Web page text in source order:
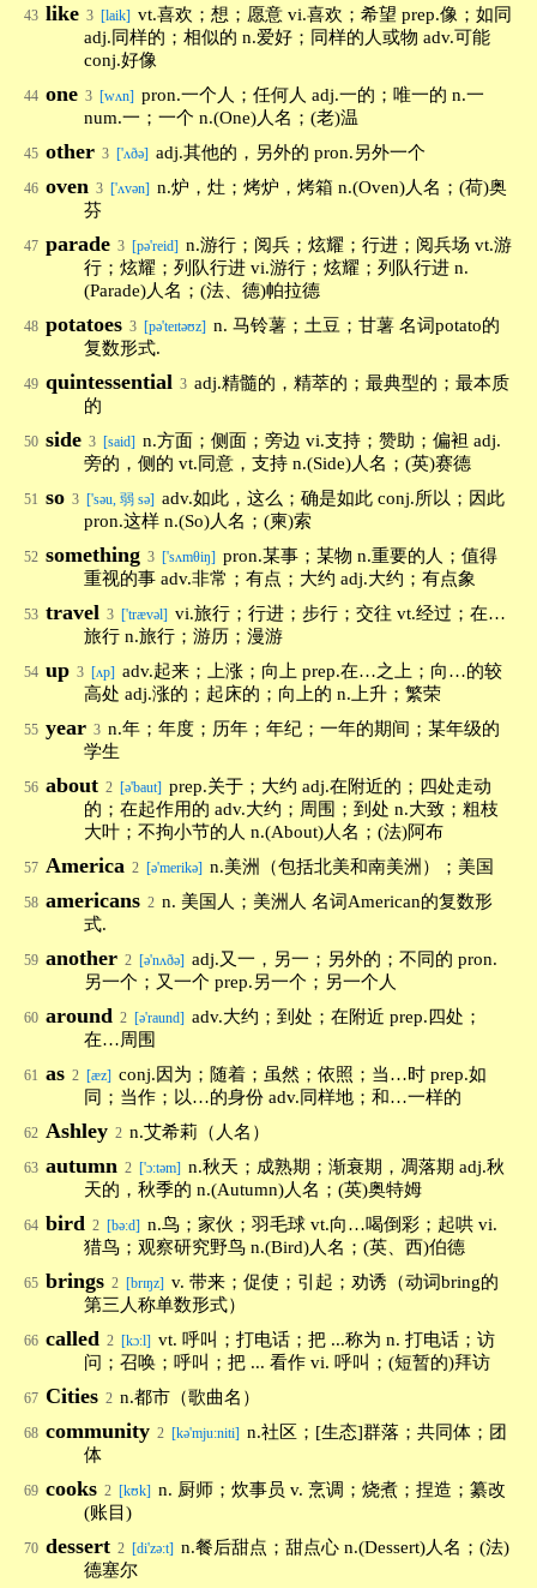
43 like 3 [laik] vt.喜欢；想；愿意 vi.喜欢；希望 prep.像；如同
adj.同样的；相似的 n.爱好；同样的人或物 adv.可能
conj.好像
44 one 3 [wʌn] pron.一个人；任何人 adj.一的；唯一的 n.一
num.一；一个 n.(One)人名；(老)温
45 other 3 ['ʌðə] adj.其他的，另外的 pron.另外一个
46 oven 3 ['ʌvən] n.炉，灶；烤炉，烤箱 n.(Oven)人名；(荷)奥
芬
47 parade 3 [pə'reid] n.游行；阅兵；炫耀；行进；阅兵场 vt.游
行；炫耀；列队行进 vi.游行；炫耀；列队行进 n.
(Parade)人名；(法、德)帕拉德
48 potatoes 3 [pə'teɪtəʊz] n. 马铃薯；土豆；甘薯 名词potato的
复数形式.
49 quintessential 3 adj.精髓的，精萃的；最典型的；最本质
的
50 side 3 [said] n.方面；侧面；旁边 vi.支持；赞助；偏袒 adj.
旁的，侧的 vt.同意，支持 n.(Side)人名；(英)赛德
51 so 3 ['səu, 弱 sə] adv.如此，这么；确是如此 conj.所以；因此
pron.这样 n.(So)人名；(柬)索
52 something 3 ['sʌmθiŋ] pron.某事；某物 n.重要的人；值得
重视的事 adv.非常；有点；大约 adj.大约；有点象
53 travel 3 ['trævəl] vi.旅行；行进；步行；交往 vt.经过；在…
旅行 n.旅行；游历；漫游
54 up 3 [ʌp] adv.起来；上涨；向上 prep.在…之上；向…的较
高处 adj.涨的；起床的；向上的 n.上升；繁荣
55 year 3 n.年；年度；历年；年纪；一年的期间；某年级的
学生
56 about 2 [ə'baut] prep.关于；大约 adj.在附近的；四处走动
的；在起作用的 adv.大约；周围；到处 n.大致；粗枝
大叶；不拘小节的人 n.(About)人名；(法)阿布
57 America 2 [ə'merikə] n.美洲（包括北美和南美洲）；美国
58 americans 2 n. 美国人；美洲人 名词American的复数形
式.
59 another 2 [ə'nʌðə] adj.又一，另一；另外的；不同的 pron.
另一个；又一个 prep.另一个；另一个人
60 around 2 [ə'raund] adv.大约；到处；在附近 prep.四处；
在…周围
61 as 2 [æz] conj.因为；随着；虽然；依照；当…时 prep.如
同；当作；以…的身份 adv.同样地；和…一样的
62 Ashley 2 n.艾希莉（人名）
63 autumn 2 ['ɔ:təm] n.秋天；成熟期；渐衰期，凋落期 adj.秋
天的，秋季的 n.(Autumn)人名；(英)奥特姆
64 bird 2 [bə:d] n.鸟；家伙；羽毛球 vt.向…喝倒彩；起哄 vi.
猎鸟；观察研究野鸟 n.(Bird)人名；(英、西)伯德
65 brings 2 [brɪŋz] v. 带来；促使；引起；劝诱（动词bring的
第三人称单数形式）
66 called 2 [kɔːl] vt. 呼叫；打电话；把 ...称为 n. 打电话；访
问；召唤；呼叫；把 ... 看作 vi. 呼叫；(短暂的)拜访
67 Cities 2 n.都市（歌曲名）
68 community 2 [kə'mju:niti] n.社区；[生态]群落；共同体；团
体
69 cooks 2 [kʊk] n. 厨师；炊事员 v. 烹调；烧煮；捏造；纂改
(账目)
70 dessert 2 [di'zə:t] n.餐后甜点；甜点心 n.(Dessert)人名；(法)
德塞尔